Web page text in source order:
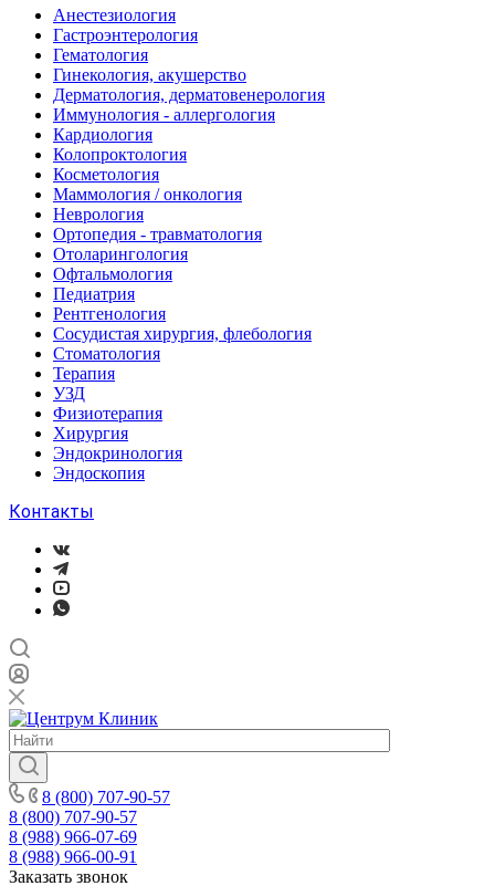
Анестезиология
Гастроэнтерология
Гематология
Гинекология, акушерство
Дерматология, дерматовенерология
Иммунология - аллергология
Кардиология
Колопроктология
Косметология
Маммология / онкология
Неврология
Ортопедия - травматология
Отоларингология
Офтальмология
Педиатрия
Рентгенология
Сосудистая хирургия, флебология
Стоматология
Терапия
УЗД
Физиотерапия
Хирургия
Эндокринология
Эндоскопия
Контакты
8 (800) 707-90-57
8 (800) 707-90-57
8 (988) 966-07-69
8 (988) 966-00-91
Заказать звонок